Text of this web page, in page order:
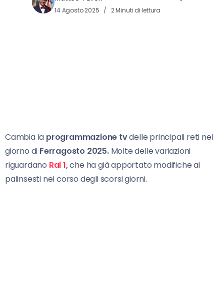
14 Agosto 2025 2 Minuti di lettura
Cambia la programmazione tvdelle principali reti nel
giorno di Ferragosto 2025.Molte delle variazioni
riguardano Rai 1,che ha già apportato modifiche ai
palinsesti nel corso degli scorsi giorni.